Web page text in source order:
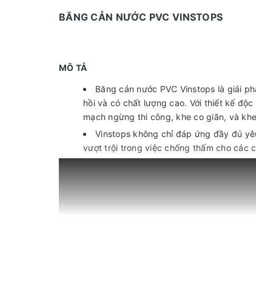
BĂNG CẢN NƯỚC PVC VINSTOPS
MÔ TẢ
Băng cản nước PVC Vinstops là giải
hồi và có chất lượng cao. Với thiết kế
mạch ngừng thi công, khe co giãn, và
Vinstops không chỉ đáp ứng đầy đủ
vượt trội trong việc chống thấm cho các